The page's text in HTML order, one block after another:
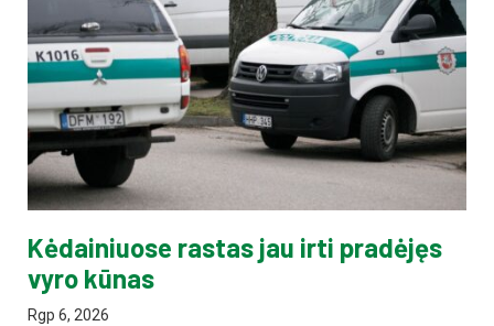
Kėdainiuose rastas jau irti pradėjęs
vyro kūnas
Rgp 6, 2026